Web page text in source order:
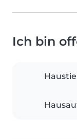
Ich bin